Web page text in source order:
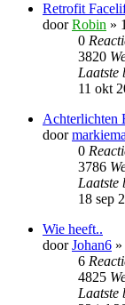
Retrofit
doorRobin »
0
3820
Laatste
11 okt
Achterlichten
door
0
3786
Laatste
18 sep
Wie heeft..
doorJohan6
6
4825
Laatste